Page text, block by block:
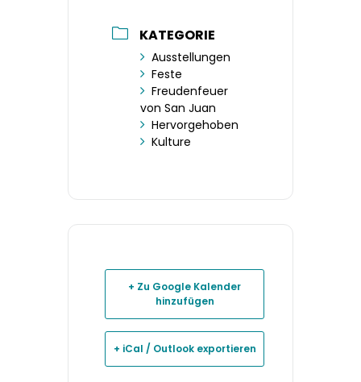
KATEGORIE
Ausstellungen
Feste
Freudenfeuer
von San Juan
Hervorgehoben
Kulture
+ Zu Google Kalender
hinzufügen
+ iCal / Outlook exportieren